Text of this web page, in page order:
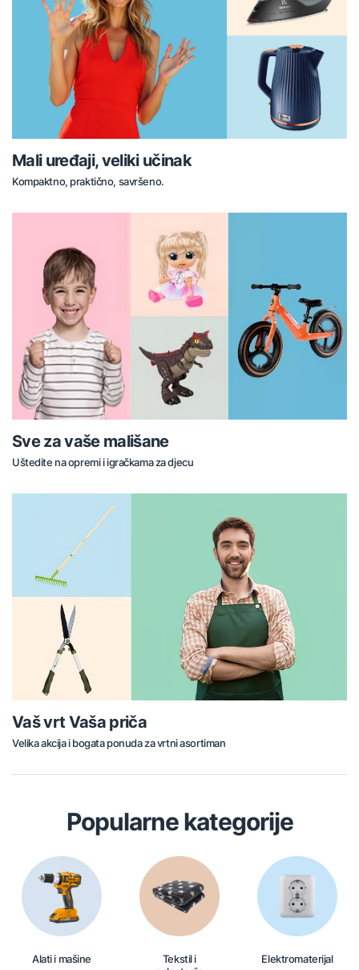
Mali uređaji, veliki učinak
Kompaktno, praktično, savršeno.
Sve za vaše mališane
Uštedite na opremi i igračkama za djecu
Vaš vrt Vaša priča
Velika akcija i bogata ponuda za vrtni asortiman
Popularne kategorije
Alati i mašine
Tekstil i
Elektromaterijal